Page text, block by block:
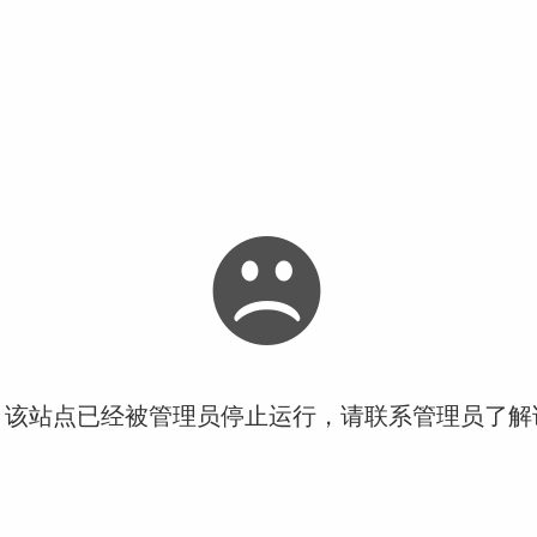
站点已经被管理员停止运行，请联系管理员了